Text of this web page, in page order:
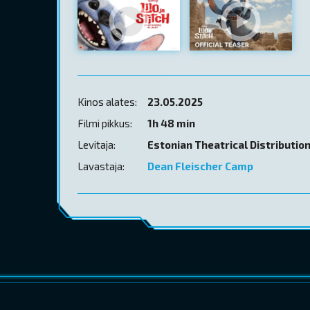
Kinos alates:
23.05.2025
Filmi pikkus:
1h 48 min
Levitaja:
Estonian Theatrical Distribution
Lavastaja:
Dean Fleischer Camp